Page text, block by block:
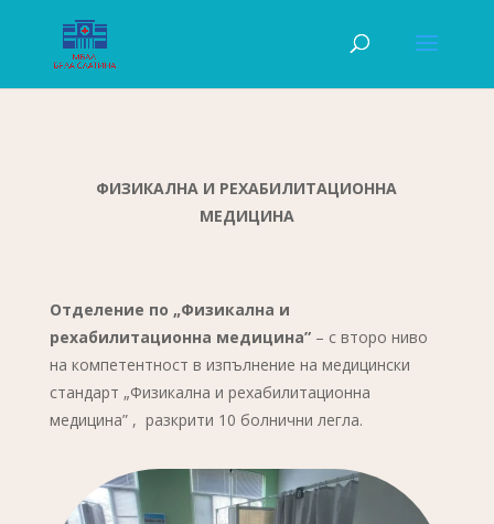
ФИЗИКАЛНА И РЕХАБИЛИТАЦИОННА
МЕДИЦИНА
Отделение по „Физикална и
рехабилитационна медицина”– с второ ниво
на компетентност в изпълнение на медицински
стандарт „Физикална и рехабилитационна
медицина” , разкрити 10 болнични легла.